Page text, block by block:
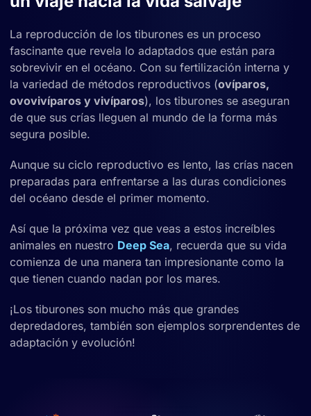
La reproducción de los tiburones es un proceso
fascinante que revela lo adaptados que están para
sobrevivir en el océano. Con su fertilización interna y
la variedad de métodos reproductivos (ovíparos,
ovovivíparos y vivíparos), los tiburones se aseguran
de que sus crías lleguen al mundo de la forma más
segura posible.
Aunque su ciclo reproductivo es lento, las crías nacen
preparadas para enfrentarse a las duras condiciones
del océano desde el primer momento.
Así que la próxima vez que veas a estos increíbles
animales en nuestro Deep Sea, recuerda que su vida
comienza de una manera tan impresionante como la
que tienen cuando nadan por los mares.
¡Los tiburones son mucho más que grandes
depredadores, también son ejemplos sorprendentes de
adaptación y evolución!